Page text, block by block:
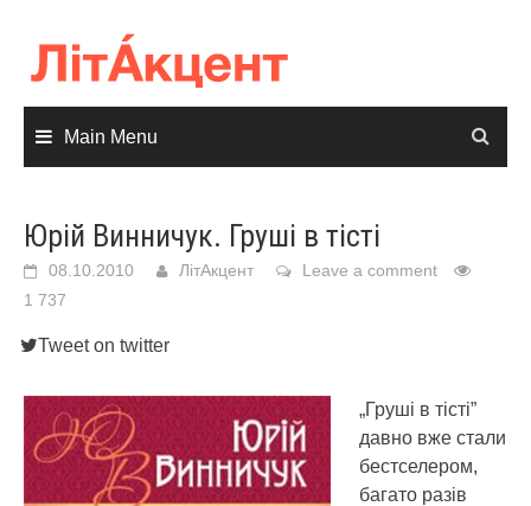
content
Main Menu
Юрій Винничук. Груші в тісті
08.10.2010 ЛітАкцент
Leave a comment
1 737
Tweet on twitter
„Груші в тісті”
давно вже стали
бестселером,
багато разів